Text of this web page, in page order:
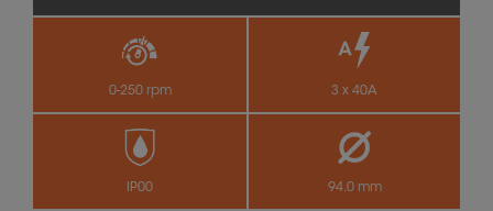
0-250 rpm 3 x 40A
IP00 94.0 mm